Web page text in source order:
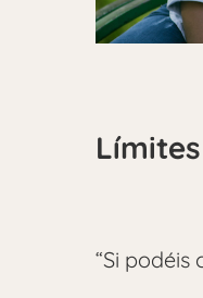
“Si